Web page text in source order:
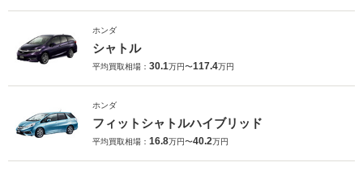
ホンダ
シャトル
平均買取相場： 30.1万円〜117.4万円
ホンダ
フィットシャトルハイブリッド
平均買取相場： 16.8万円〜40.2万円